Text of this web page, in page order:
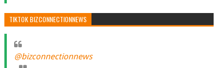
TIKTOK BIZCONNECTIONNEWS
@bizconnectionnews